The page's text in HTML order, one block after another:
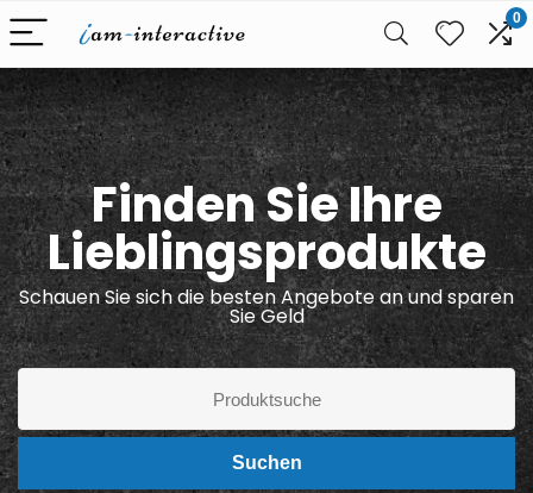
0
Finden Sie Ihre
Lieblingsprodukte
Schauen Sie sich die besten Angebote an und sparen
Sie Geld
Suchen